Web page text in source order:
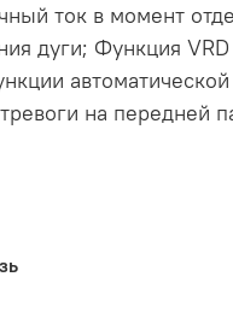
ток в момент
дуги; Функция
на передней